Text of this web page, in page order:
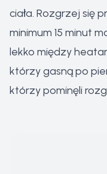
ciała. Rozgrzej się
minimum 15 minut
lekko między
którzy gasną po
którzy pominęli